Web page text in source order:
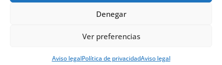
Denegar
Ver preferencias
Aviso legalPolítica de privacidadAviso legal